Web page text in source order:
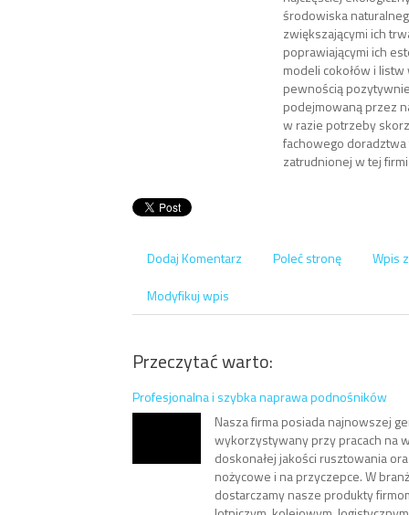
środowiska
zwiększającymi ich
poprawiającymi ich
modeli cokołów i
pewnością
podejmowaną przez
w razie potrzeby
fachowego
zatrudnionej w tej
Dodaj Komentarz Poleć stronę
Wpis
Modyfikuj wpis
Przeczytać warto:
Profesjonalna i szybka naprawa podnośników
Nasza firma posiada najnowszej
wykorzystywany przy pracach na
doskonałej jakości rusztowania
nożycowe i na przyczepce. W
dostarczamy nasze produkty